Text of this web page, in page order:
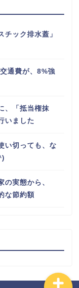
チック排水蓋」
通費が、8%強
、「抵当権抹
いました
い切っても、な
の実態から、
な節約額
ホーム